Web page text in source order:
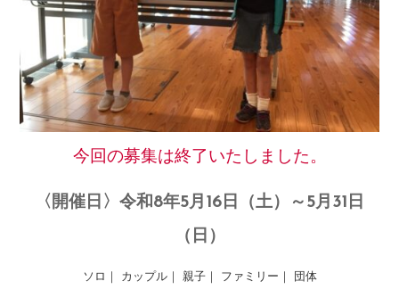
今回の募集は終了いたしました。
〈開催日〉令和8年5月16日（土）～5月31日
（日）
ソロ｜ カップル｜ 親子｜ ファミリー｜ 団体